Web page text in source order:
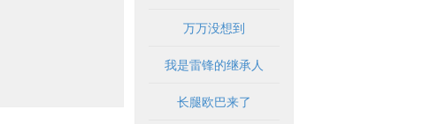
万万没想到
我是雷锋的继承人
长腿欧巴来了